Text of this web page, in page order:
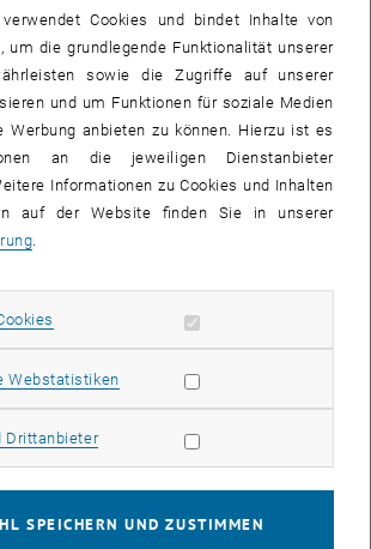
Zusammenarbeit gesetzt haben.
der TU Wien, Universität Salzburg,
Wien und JKU Linz nutzten die
Austausch mit Kolleg_innen aus ganz
ihren Beiträgen einem lebendigen
gefördert.
von Prof. Dr. Günter Lepperdinger
Dabei simulierten sie die Kontamination einer
und dachten diese bis zur möglichen
Hausgebrauch weiter. Den Abschluss
ihrer Ideen im Rahmen der EXPO vor einem
Beispiel dafür, wie aus Neugier,
Cookies und bindet Inhalte von
um die grundlegende Funktionalität unserer
sowie die Zugriffe auf unserer
und um Funktionen für soziale Medien
Werbung anbieten zu können. Hierzu ist es
an die jeweiligen Dienstanbieter
Informationen zu Cookies und Inhalten
auf der Website finden Sie in unserer
Erforderliche Cookies zulassen
WebstatistikenStatistik Cookies zulassen
DrittanbieterMarketing Cookies zulassen
SPEICHERN UND ZUSTIMMEN